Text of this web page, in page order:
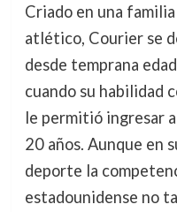
Criado en una
atlético, Courier se
desde temprana
cuando su habilidad
le permitió ingresar
20 años. Aunque en
deporte la
estadounidense no